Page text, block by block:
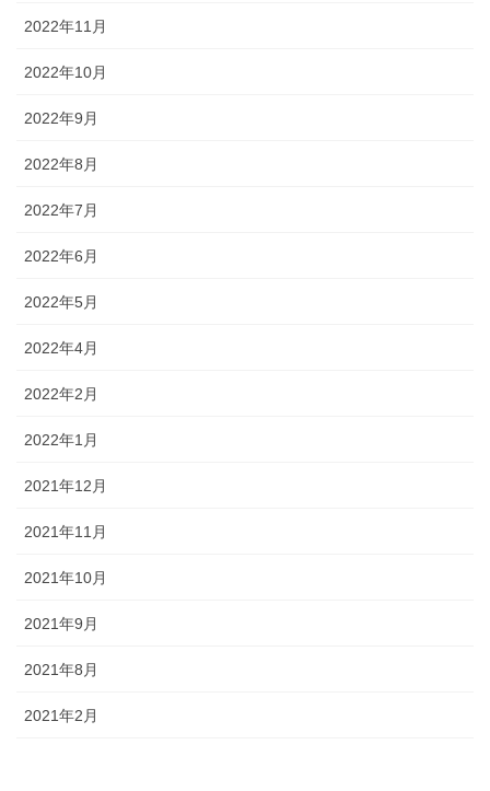
2022年11月
2022年10月
2022年9月
2022年8月
2022年7月
2022年6月
2022年5月
2022年4月
2022年2月
2022年1月
2021年12月
2021年11月
2021年10月
2021年9月
2021年8月
2021年2月